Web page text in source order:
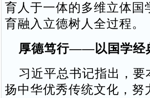
育人于一体的多维立体
育融入立德树人全过程。
厚德笃行——以国学经
习近平总书记指出，要
扬中华优秀传统文化，